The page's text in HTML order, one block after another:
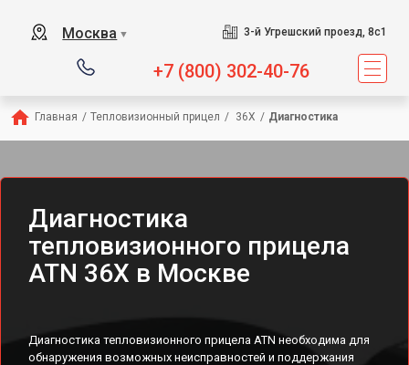
Москва ▼ 3-й Угрешский проезд, 8с1
+7 (800) 302-40-76
Главная / Тепловизионный прицел / 36X / Диагностика
Диагностика
тепловизионного прицела
ATN 36X в Москве
Диагностика тепловизионного прицела ATN необходима для
обнаружения возможных неисправностей и поддержания